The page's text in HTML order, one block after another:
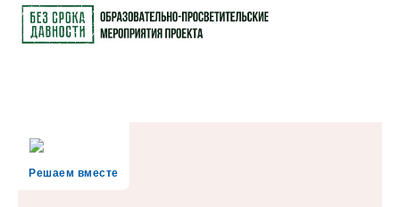
Решаем вместе